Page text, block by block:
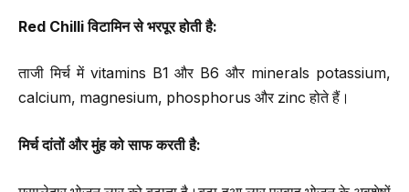
Red Chilliविटामिन से भरपूर होती है:
ताजी मिर्च में vitamins B1 और B6 और minerals potassium,
calcium, magnesium, phosphorus और zinc होते हैं।
मिर्च दांतों और मुंह को साफ करती है: